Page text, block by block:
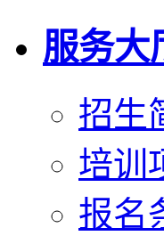
服务大
招生
培训
报名